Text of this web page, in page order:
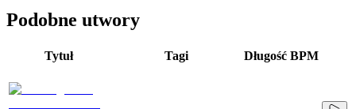
Podobne utwory
Tytuł Tagi Długość BPM